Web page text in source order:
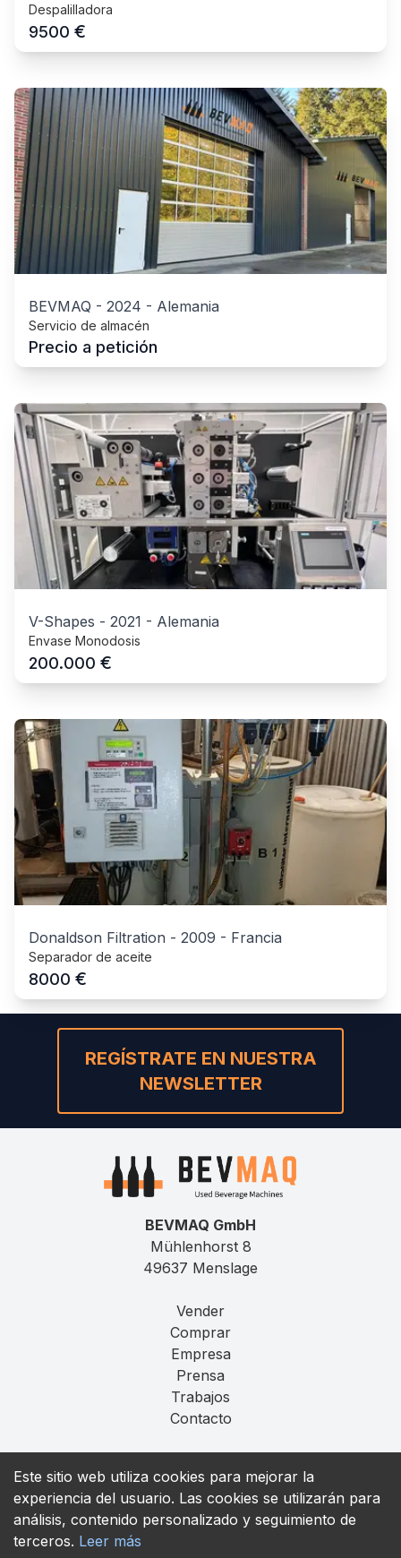
Despalilladora
9500 €
BEVMAQ - 2024 - Alemania
Servicio de almacén
Precio a petición
V-Shapes - 2021 - Alemania
Envase Monodosis
200.000 €
Donaldson Filtration - 2009 - Francia
Separador de aceite
8000 €
Este sitio web utiliza cookies para mejorar la
experiencia del usuario. Las cookies se utilizarán para
análisis, contenido personalizado y seguimiento de
terceros. Leer más
REGÍSTRATE EN NUESTRA
NEWSLETTER
BEVMAQ GmbH
Mühlenhorst 8
49637 Menslage
Vender
Comprar
Empresa
Prensa
Trabajos
Contacto
Privacidad
T&C
contact@bevmaq.com